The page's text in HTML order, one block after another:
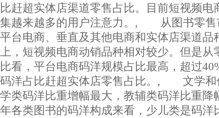
比赶超实体店渠道零售占比。目前短视频电
集越来越多的用户注意力。, 从图书零售
平台电商、垂直及其他电商和实体店渠道品
上，短视频电商动销品种相对较少。但是
比看，平台电商码洋规模占比最高，超过
码洋占比赶超实体店零售占比。, 文学和
学类码洋比重增幅最大，教辅类码洋比重
年各类图书的码洋构成来看，少儿类是码洋